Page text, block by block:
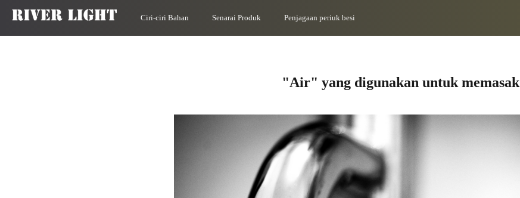
Ciri-ciri Bahan Senarai Produk Penjagaan periuk besi
"Air" yang digunakan untuk memasak